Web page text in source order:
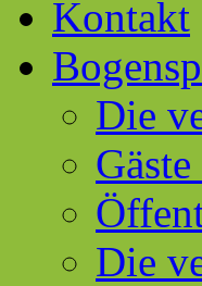
Kontakt
Die
Die